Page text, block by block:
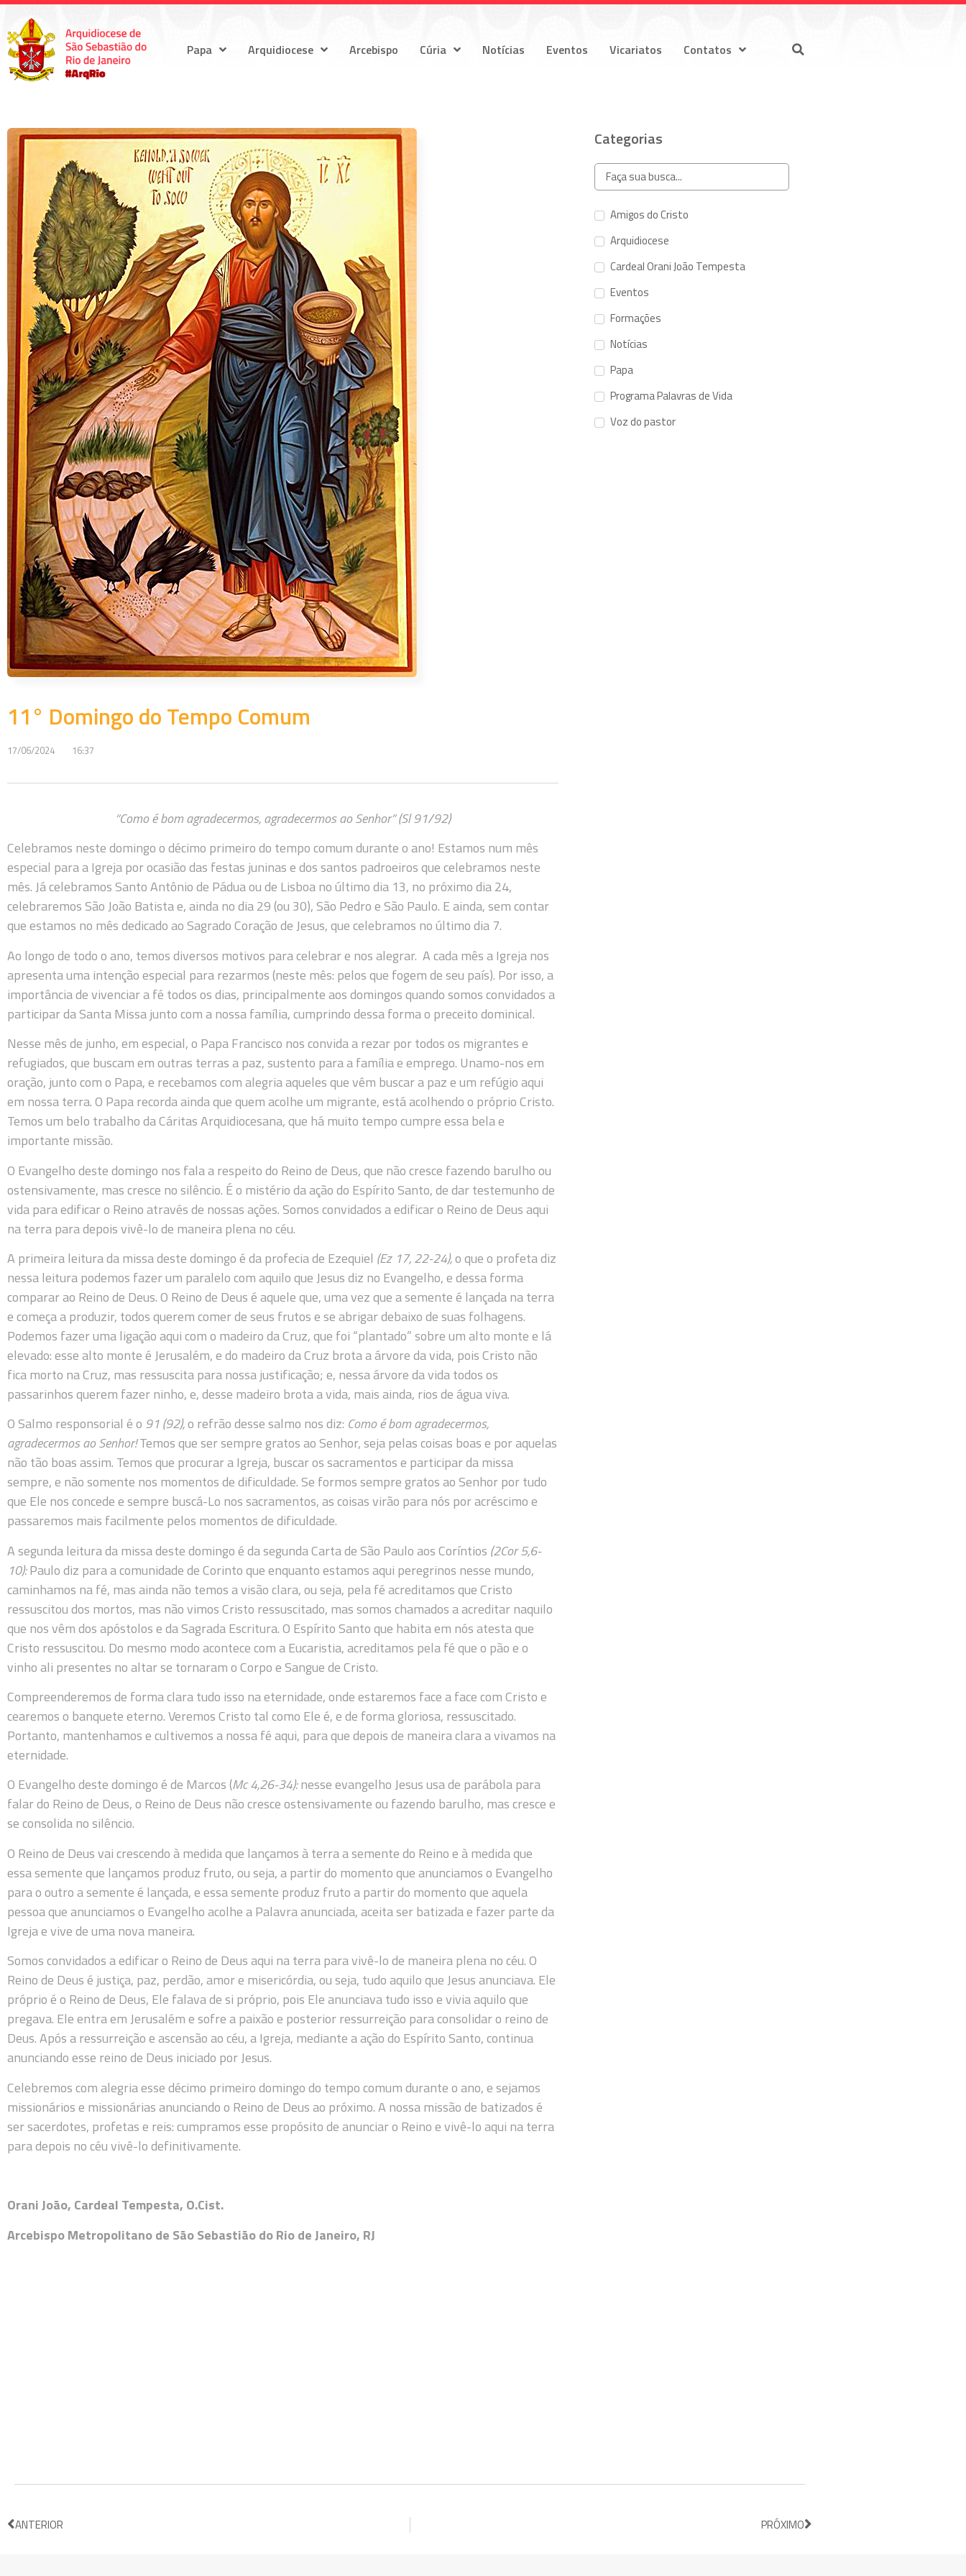
Papa Arquidiocese Arcebispo Cúria Notícias Eventos Vicariatos Contatos
11° Domingo do Tempo Comum
17/06/2024 16:37
“Como é bom agradecermos, agradecermos ao Senhor” (Sl 91/92)
Celebramos neste domingo o décimo primeiro do tempo comum durante o ano! Estamos num mês
especial para a Igreja por ocasião das festas juninas e dos santos padroeiros que celebramos neste
mês. Já celebramos Santo Antônio de Pádua ou de Lisboa no último dia 13, no próximo dia 24,
celebraremos São João Batista e, ainda no dia 29 (ou 30), São Pedro e São Paulo. E ainda, sem contar
que estamos no mês dedicado ao Sagrado Coração de Jesus, que celebramos no último dia 7.
Ao longo de todo o ano, temos diversos motivos para celebrar e nos alegrar. A cada mês a Igreja nos
apresenta uma intenção especial para rezarmos (neste mês: pelos que fogem de seu país). Por isso, a
importância de vivenciar a fé todos os dias, principalmente aos domingos quando somos convidados a
participar da Santa Missa junto com a nossa família, cumprindo dessa forma o preceito dominical.
Nesse mês de junho, em especial, o Papa Francisco nos convida a rezar por todos os migrantes e
refugiados, que buscam em outras terras a paz, sustento para a família e emprego. Unamo-nos em
oração, junto com o Papa, e recebamos com alegria aqueles que vêm buscar a paz e um refúgio aqui
em nossa terra. O Papa recorda ainda que quem acolhe um migrante, está acolhendo o próprio Cristo.
Temos um belo trabalho da Cáritas Arquidiocesana, que há muito tempo cumpre essa bela e
importante missão.
O Evangelho deste domingo nos fala a respeito do Reino de Deus, que não cresce fazendo barulho ou
ostensivamente, mas cresce no silêncio. É o mistério da ação do Espírito Santo, de dar testemunho de
vida para edificar o Reino através de nossas ações. Somos convidados a edificar o Reino de Deus aqui
na terra para depois vivê-lo de maneira plena no céu.
A primeira leitura da missa deste domingo é da profecia de Ezequiel (Ez 17, 22-24),o que o profeta diz
nessa leitura podemos fazer um paralelo com aquilo que Jesus diz no Evangelho, e dessa forma
comparar ao Reino de Deus. O Reino de Deus é aquele que, uma vez que a semente é lançada na terra
e começa a produzir, todos querem comer de seus frutos e se abrigar debaixo de suas folhagens.
Podemos fazer uma ligação aqui com o madeiro da Cruz, que foi “plantado” sobre um alto monte e lá
elevado: esse alto monte é Jerusalém, e do madeiro da Cruz brota a árvore da vida, pois Cristo não
fica morto na Cruz, mas ressuscita para nossa justificação; e, nessa árvore da vida todos os
passarinhos querem fazer ninho, e, desse madeiro brota a vida, mais ainda, rios de água viva.
O Salmo responsorial é o 91 (92),o refrão desse salmo nos diz: Como é bom agradecermos,
agradecermos ao Senhor!Temos que ser sempre gratos ao Senhor, seja pelas coisas boas e por aquelas
não tão boas assim. Temos que procurar a Igreja, buscar os sacramentos e participar da missa
sempre, e não somente nos momentos de dificuldade. Se formos sempre gratos ao Senhor por tudo
que Ele nos concede e sempre buscá-Lo nos sacramentos, as coisas virão para nós por acréscimo e
passaremos mais facilmente pelos momentos de dificuldade.
A segunda leitura da missa deste domingo é da segunda Carta de São Paulo aos Coríntios (2Cor 5,6-
10):Paulo diz para a comunidade de Corinto que enquanto estamos aqui peregrinos nesse mundo,
caminhamos na fé, mas ainda não temos a visão clara, ou seja, pela fé acreditamos que Cristo
ressuscitou dos mortos, mas não vimos Cristo ressuscitado, mas somos chamados a acreditar naquilo
que nos vêm dos apóstolos e da Sagrada Escritura. O Espírito Santo que habita em nós atesta que
Cristo ressuscitou. Do mesmo modo acontece com a Eucaristia, acreditamos pela fé que o pão e o
vinho ali presentes no altar se tornaram o Corpo e Sangue de Cristo.
Compreenderemos de forma clara tudo isso na eternidade, onde estaremos face a face com Cristo e
cearemos o banquete eterno. Veremos Cristo tal como Ele é, e de forma gloriosa, ressuscitado.
Portanto, mantenhamos e cultivemos a nossa fé aqui, para que depois de maneira clara a vivamos na
eternidade.
O Evangelho deste domingo é de Marcos (Mc 4,26-34):nesse evangelho Jesus usa de parábola para
falar do Reino de Deus, o Reino de Deus não cresce ostensivamente ou fazendo barulho, mas cresce e
se consolida no silêncio.
O Reino de Deus vai crescendo à medida que lançamos à terra a semente do Reino e à medida que
essa semente que lançamos produz fruto, ou seja, a partir do momento que anunciamos o Evangelho
para o outro a semente é lançada, e essa semente produz fruto a partir do momento que aquela
pessoa que anunciamos o Evangelho acolhe a Palavra anunciada, aceita ser batizada e fazer parte da
Igreja e vive de uma nova maneira.
Somos convidados a edificar o Reino de Deus aqui na terra para vivê-lo de maneira plena no céu. O
Reino de Deus é justiça, paz, perdão, amor e misericórdia, ou seja, tudo aquilo que Jesus anunciava. Ele
próprio é o Reino de Deus, Ele falava de si próprio, pois Ele anunciava tudo isso e vivia aquilo que
pregava. Ele entra em Jerusalém e sofre a paixão e posterior ressurreição para consolidar o reino de
Deus. Após a ressurreição e ascensão ao céu, a Igreja, mediante a ação do Espírito Santo, continua
anunciando esse reino de Deus iniciado por Jesus.
Celebremos com alegria esse décimo primeiro domingo do tempo comum durante o ano, e sejamos
missionários e missionárias anunciando o Reino de Deus ao próximo. A nossa missão de batizados é
ser sacerdotes, profetas e reis: cumpramos esse propósito de anunciar o Reino e vivê-lo aqui na terra
para depois no céu vivê-lo definitivamente.
Orani João, Cardeal Tempesta, O.Cist.
Arcebispo Metropolitano de São Sebastião do Rio de Janeiro, RJ
Categorias
Amigos do Cristo
Arquidiocese
Cardeal Orani João Tempesta
Eventos
Formações
Notícias
Papa
Programa Palavras de Vida
Voz do pastor
ANTERIOR PRÓXIMO